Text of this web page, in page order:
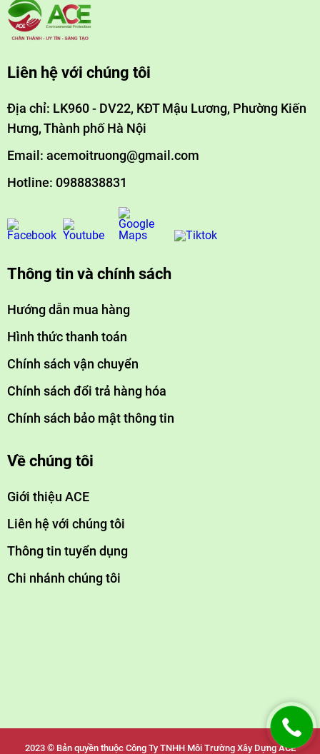
Liên hệ với chúng tôi
Địa chỉ: LK960 - DV22, KĐT Mậu Lương, Phường Kiến
Hưng, Thành phố Hà Nội
Email: acemoitruong@gmail.com
Hotline: 0988838831
Thông tin và chính sách
Hướng dẫn mua hàng
Hình thức thanh toán
Chính sách vận chuyển
Chính sách đổi trả hàng hóa
Chính sách bảo mật thông tin
Về chúng tôi
Giới thiệu ACE
Liên hệ với chúng tôi
Thông tin tuyển dụng
Chi nhánh chúng tôi
2023 © Bản quyền thuộc Công Ty TNHH Môi Trường Xây Dựng ACE